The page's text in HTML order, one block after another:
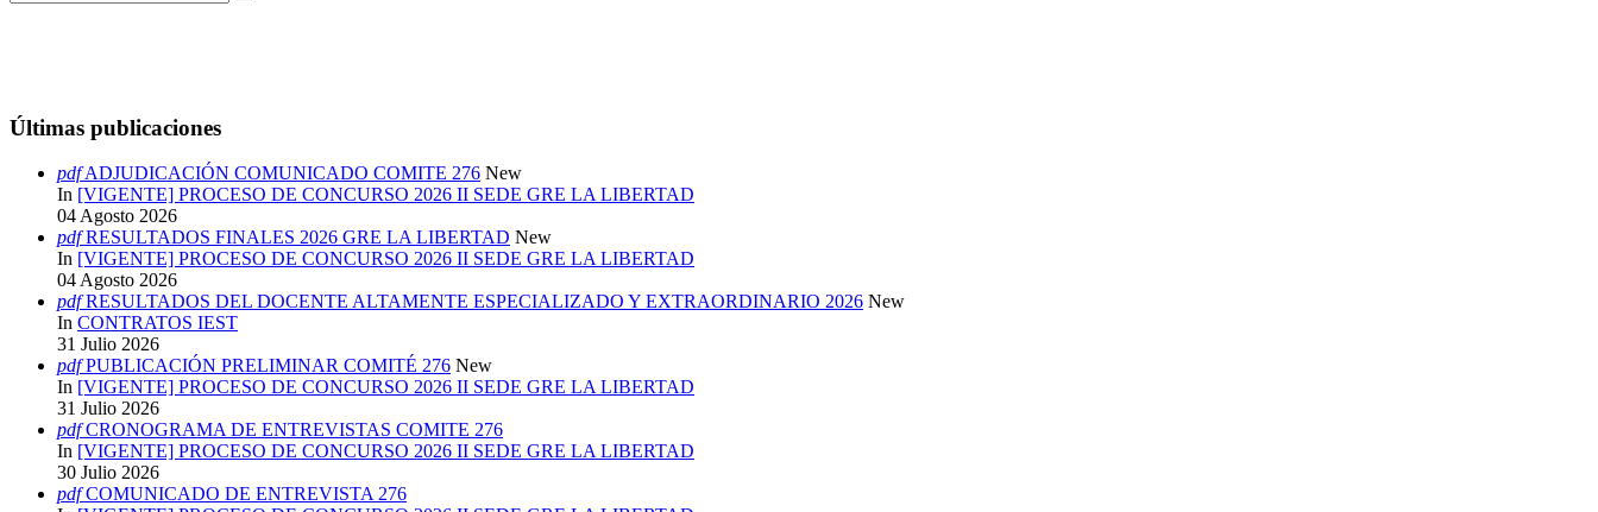
Últimas publicaciones
pdfADJUDICACIÓN COMUNICADO COMITE 276 New
In [VIGENTE] PROCESO DE CONCURSO 2026 II SEDE GRE LA LIBERTAD
04 Agosto 2026
pdf RESULTADOS FINALES 2026 GRE LA LIBERTAD New
In [VIGENTE] PROCESO DE CONCURSO 2026 II SEDE GRE LA LIBERTAD
04 Agosto 2026
pdf RESULTADOS DEL DOCENTE ALTAMENTE ESPECIALIZADO Y EXTRAORDINARIO 2026 New
In CONTRATOS IEST
31 Julio 2026
pdf PUBLICACIÓN PRELIMINAR COMITÉ 276 New
In [VIGENTE] PROCESO DE CONCURSO 2026 II SEDE GRE LA LIBERTAD
31 Julio 2026
pdf CRONOGRAMA DE ENTREVISTAS COMITE 276
In [VIGENTE] PROCESO DE CONCURSO 2026 II SEDE GRE LA LIBERTAD
30 Julio 2026
pdf COMUNICADO DE ENTREVISTA 276